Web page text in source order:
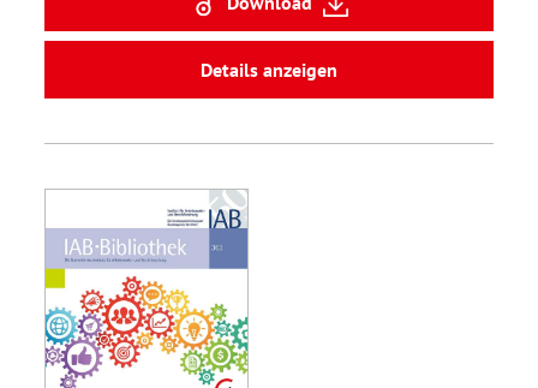
Details anzeigen